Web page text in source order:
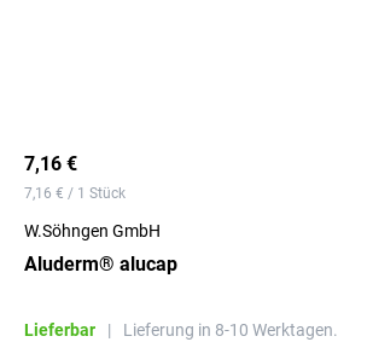
7,16 €
7,16 € / 1 Stück
W.Söhngen GmbH
Aluderm® alucap
Lieferbar | Lieferung in 8-10 Werktagen.